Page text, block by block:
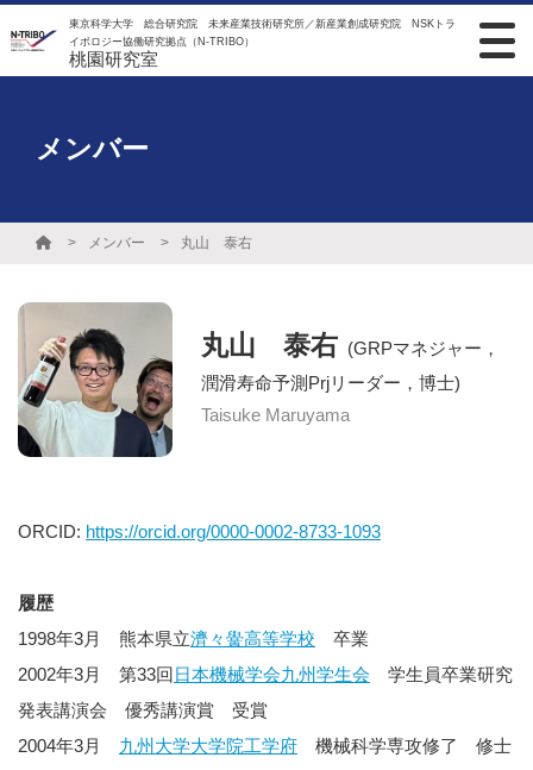
東京科学大学 総合研究院 未来産業技術研究所／新産業創成研究院 NSKトラ
イボロジー協働研究拠点（N-TRIBO）
桃園研究室
メンバー
メンバー 丸山 泰右
丸山 泰右 (GRPマネジャー，
潤滑寿命予測Prjリーダー，博士)
Taisuke Maruyama
ORCID: https://orcid.org/0000-0002-8733-1093
履歴
1998年3月 熊本県立濟々黌高等学校 卒業
2002年3月 第33回 日本機械学会九州学生会 学生員卒業研究
発表講演会 優秀講演賞 受賞
2004年3月 九州大学大学院工学府 機械科学専攻修了 修士